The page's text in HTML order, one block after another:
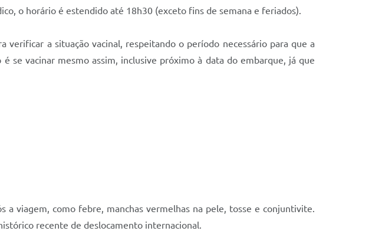
o horário é estendido até 18h30 (exceto fins de semana e feriados).
verificar a situação vacinal, respeitando o período necessário para que a
se vacinar mesmo assim, inclusive próximo à data do embarque, já que
a viagem, como febre, manchas vermelhas na pele, tosse e conjuntivite.
recente de deslocamento internacional.